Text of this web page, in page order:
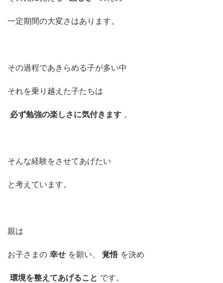
一定期間の大変さはあります。
その過程であきらめる子が多い中
それを乗り越えた子たちは
必ず勉強の楽しさに気付きます 。
そんな経験をさせてあげたい
と考えています。
親は
お子さまの 幸せ を願い、 覚悟 を決め
環境を整えてあげること です。